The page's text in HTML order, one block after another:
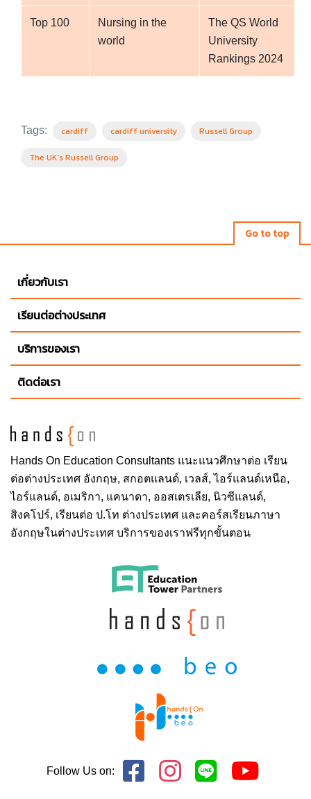
Top 100
Nursing in the
world
The QS World
University
Rankings 2024
Tags: cardiff cardiff university Russell Group
The UK’s Russell Group
Go to top
Hands On Education Consultants แนะแนวศึกษาต่อ เรียน
ต่อต่างประเทศ อังกฤษ, สกอตแลนด์, เวลส์, ไอร์แลนด์เหนือ,
ไอร์แลนด์, อเมริกา, แคนาดา, ออสเตรเลีย, นิวซีแลนด์,
สิงคโปร์, เรียนต่อ ป.โท ต่างประเทศ และคอร์สเรียนภาษา
อังกฤษในต่างประเทศ บริการของเราฟรีทุกขั้นตอน
เกี่ยวกับเรา
เรียนต่อต่างประเทศ
บริการของเรา
ติดต่อเรา
Follow Us on: